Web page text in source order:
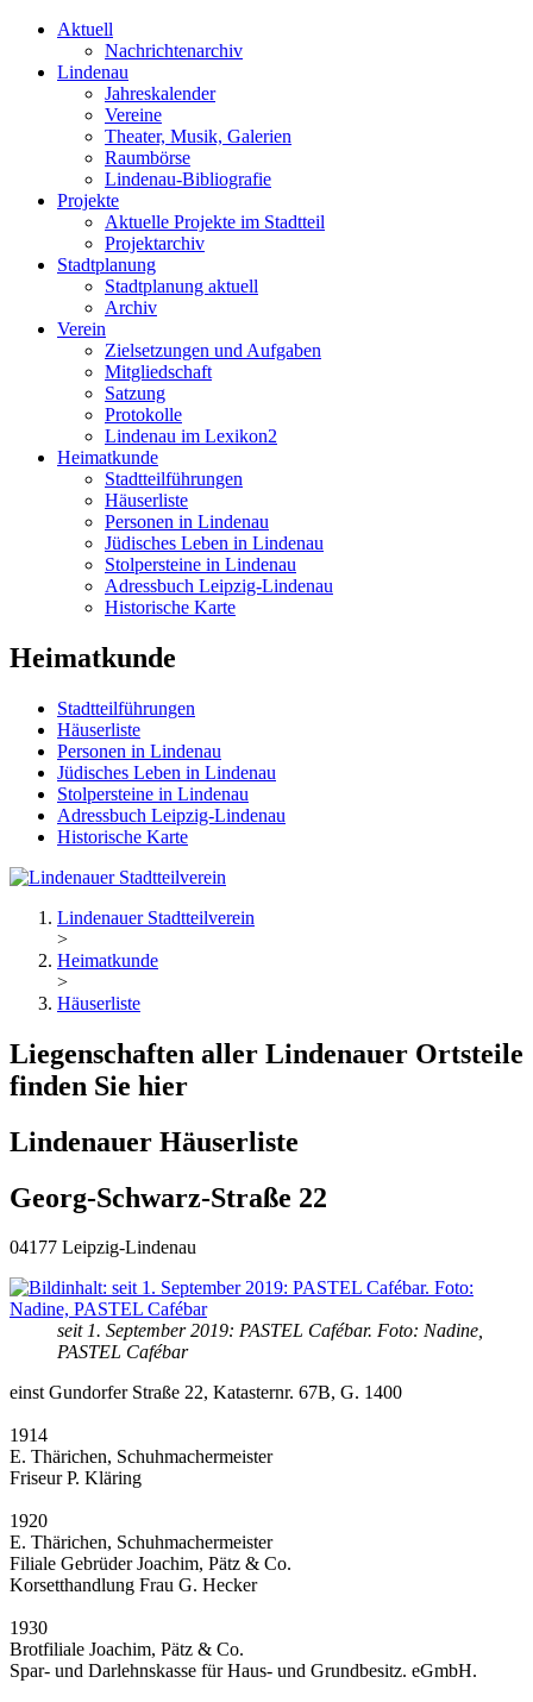
Aktuell
Nachrichtenarchiv
Lindenau
Jahreskalender
Vereine
Theater, Musik, Galerien
Raumbörse
Lindenau-Bibliografie
Projekte
Aktuelle Projekte im Stadtteil
Projektarchiv
Stadtplanung
Stadtplanung aktuell
Archiv
Verein
Zielsetzungen und Aufgaben
Mitgliedschaft
Satzung
Protokolle
Lindenau im Lexikon2
Heimatkunde
Stadtteilführungen
Häuserliste
Personen in Lindenau
Jüdisches Leben in Lindenau
Stolpersteine in Lindenau
Adressbuch Leipzig-Lindenau
Historische Karte
Heimatkunde
Stadtteilführungen
Häuserliste
Personen in Lindenau
Jüdisches Leben in Lindenau
Stolpersteine in Lindenau
Adressbuch Leipzig-Lindenau
Historische Karte
Lindenauer Stadtteilverein
>
Heimatkunde
>
Häuserliste
Liegenschaften aller Lindenauer Ortsteile
finden Sie hier
Lindenauer Häuserliste
Georg-Schwarz-Straße 22
04177 Leipzig-Lindenau
seit 1. September 2019: PASTEL Cafébar. Foto: Nadine,
PASTEL Cafébar
einst Gundorfer Straße 22, Katasternr. 67B, G. 1400
1914
E. Thärichen, Schuhmachermeister
Friseur P. Kläring
1920
E. Thärichen, Schuhmachermeister
Filiale Gebrüder Joachim, Pätz & Co.
Korsetthandlung Frau G. Hecker
1930
Brotfiliale Joachim, Pätz & Co.
Spar- und Darlehnskasse für Haus- und Grundbesitz. eGmbH.